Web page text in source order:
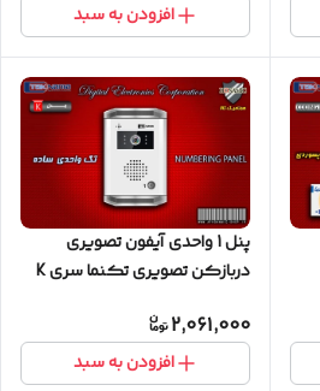
افزودن به سبد
پنل 1 واحدی آیفون تصویری
دربازکن تصویری تکنما سری K
2,061,000
افزودن به سبد